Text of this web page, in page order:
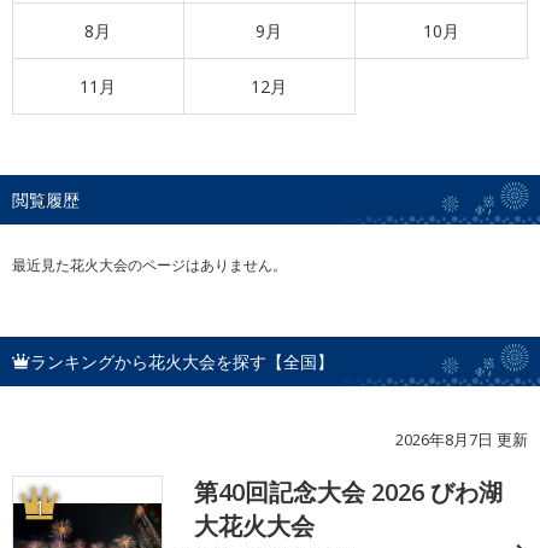
8月 9月 10月
11月 12月
閲覧履歴
最近見た花火大会のページはありません。
ランキングから花火大会を探す【全国】
2026年8月7日 更新
1
第40回記念大会 2026 びわ湖
大花火大会